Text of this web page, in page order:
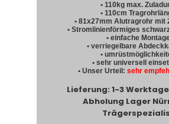
• 110kg max.
• 110cm
• 81x27mm Alutragrohr mit
• Stromlinienförmiges
• einfache
• verriegelbare
•
• sehr universell
• Unser Urteil: sehr
Lieferung: 1-3
Abholung Lager